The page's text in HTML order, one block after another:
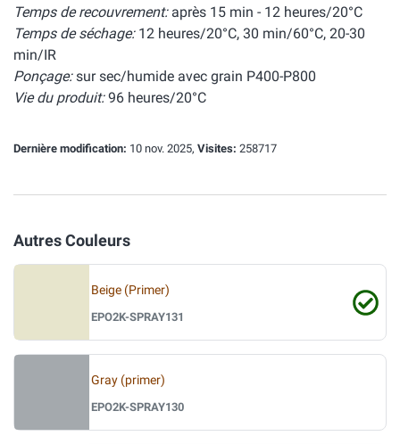
Temps de recouvrement:après 15 min - 12 heures/20°C
Temps de séchage:12 heures/20°C, 30 min/60°C, 20-30
min/IR
Ponçage:sur sec/humide avec grain P400-P800
Vie du produit:96 heures/20°C
Dernière modification: 10 nov. 2025, Visites: 258717
Autres Couleurs
Beige (Primer)
EPO2K-SPRAY131
Gray (primer)
EPO2K-SPRAY130